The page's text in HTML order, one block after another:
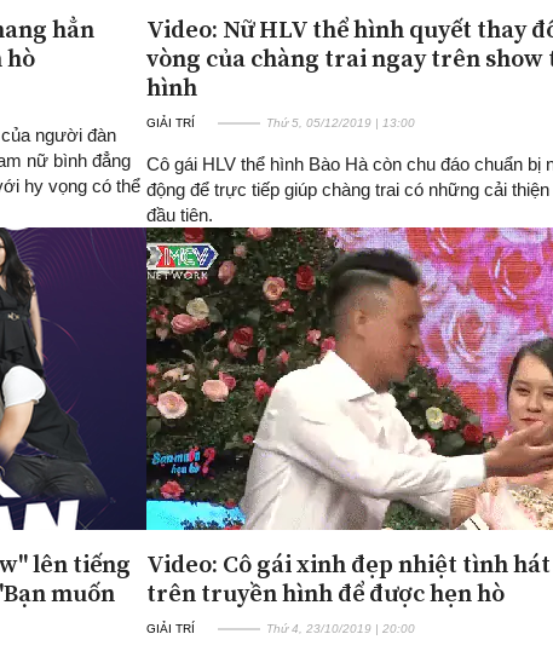
hẳn
hò
người đàn
nữ bình đẳng
hy vọng có thể
Video: Nữ HLV thể hình quyết thay
vòng của chàng trai ngay trên
hình
GIẢI TRÍ Thứ 5, 05/12/2019 | 13:00
Cô gái HLV thể hình Bào Hà còn chu đáo chuẩn bị
động để trực tiếp giúp chàng trai có những cải
đầu tiên.
lên tiếng
muốn
Video: Cô gái xinh đẹp nhiệt tình
trên truyền hình để được hẹn hò
GIẢI TRÍ Thứ 4, 23/10/2019 | 20:00